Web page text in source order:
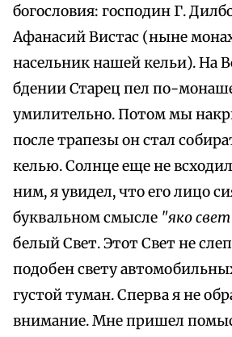
богословия: господин Г.
Афанасий Вистас (ныне
насельник нашей кельи). На
бдении Старец пел по-
умилительно. Потом мы
после трапезы он стал
келью. Солнце еще не
ним, я увидел, что его лицо
буквальном смысле "яко
белый Свет. Этот Свет не
подобен свету
густой туман. Сперва я не
внимание. Мне пришел